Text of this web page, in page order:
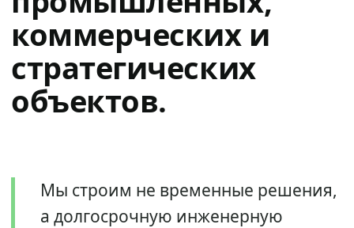
коммерческих и
стратегических
объектов.
Мы строим не временные решения,
а долгосрочную инженерную